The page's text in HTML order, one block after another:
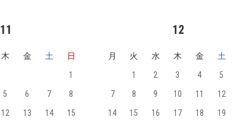
11
木 金 土
日
1
5 6 7
8
12 13 14 15
12
月 火 水 木 金 土
1
2 3 4 5
7
8 9 10 11 12
14
15 16 17 18 19